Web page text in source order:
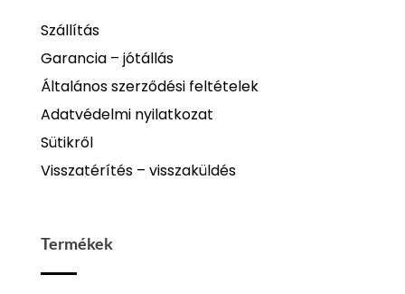
Szállítás
Garancia – jótállás
Általános szerződési feltételek
Adatvédelmi nyilatkozat
Sütikről
Visszatérítés – visszaküldés
Termékek